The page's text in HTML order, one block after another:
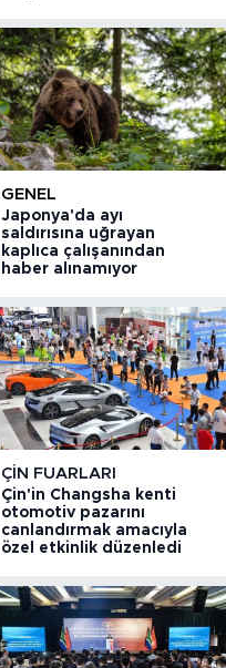
GENEL
Japonya'da ayı
saldırısına uğrayan
kaplıca çalışanından
haber alınamıyor
ÇIN FUARLARI
Çin'in Changsha kenti
otomotiv pazarını
canlandırmak amacıyla
özel etkinlik düzenledi